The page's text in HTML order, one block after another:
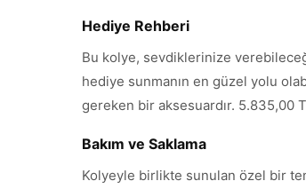
Hediye Rehberi
Bu kolye, sevdiklerinize
hediye sunmanın en güzel yolu
gereken bir aksesuardır. 5.835,00
Bakım ve Saklama
Kolyeyle birlikte sunulan özel bir